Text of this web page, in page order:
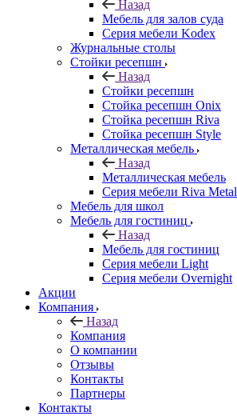
Назад
Мебель для залов суда
Серия мебели Kodex
Журнальные столы
Стойки ресепшн
Назад
Стойки ресепшн
Стойка ресепшн Onix
Стойка ресепшн Riva
Стойка ресепшн Style
Металлическая мебель
Назад
Металлическая мебель
Серия мебели Riva Metal
Мебель для школ
Мебель для гостиниц
Назад
Мебель для гостиниц
Серия мебели Light
Серия мебели Overnight
Акции
Компания
Назад
Компания
О компании
Отзывы
Контакты
Партнеры
Контакты